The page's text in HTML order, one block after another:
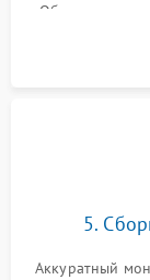
Обязательная
печати от
5.
Аккуратный